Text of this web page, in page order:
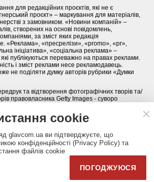
для редакційних проєктів, які не є
проєкт» – маркування для матеріалів,
з замовником. «Новини компаній» –
створених на основі повідомлень,
за зміст яких редакція
«Реклама», «пресрелізи», «promo», «pr»,
ініціатива», «соціальна реклама» –
публікуються переважно на правах реклами.
і зміст реклами несе рекламодавець.
не поділяти думку авторів рубрики «Думки
та відтворення фотографічних творів та/
правовласника Getty Images - суворо
(Privacy Policy). Правила сайту
АРХІВ
,opendatabot.ua
cookie
glavcom.ua ви підтверджуєте, що
конфіденційності (Privacy Policy) та
файлів cookie
ПОГОДЖУЮСЯ